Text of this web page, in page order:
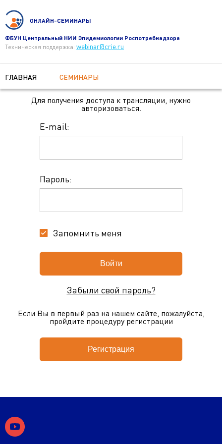
ОНЛАЙН-СЕМИНАРЫ
ФБУН Центральный НИИ Эпидемиологии Роспотребнадзора
Техническая поддержка: webinar@crie.ru
ГЛАВНАЯ СЕМИНАРЫ
Для получения доступа к трансляции, нужно
авторизоваться.
E-mail:
Пароль:
Запомнить меня
Забыли свой пароль?
Если Вы в первый раз на нашем сайте, пожалуйста,
пройдите процедуру регистрации